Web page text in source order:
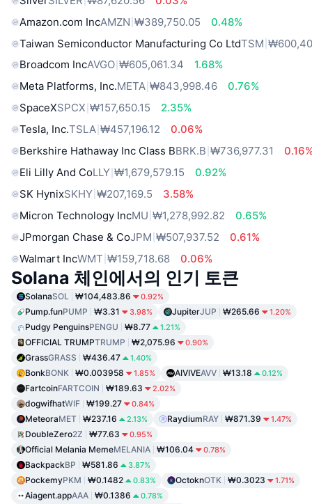
Amazon.com IncAMZN ₩389,750.05
0.48%
Taiwan Semiconductor Manufacturing Co LtdTSM
Broadcom IncAVGO ₩605,061.34
1.68%
Meta Platforms, Inc.META ₩843,998.46
0.76%
SpaceXSPCX ₩157,650.15
2.35%
Tesla, Inc.TSLA ₩457,196.12
0.06%
Berkshire Hathaway Inc Class BBRK.B ₩736,977.31
Eli Lilly And CoLLY ₩1,679,579.15
0.92%
SK HynixSKHY ₩207,169.5
3.58%
Micron Technology IncMU ₩1,278,992.82
0.65%
JPmorgan Chase & CoJPM ₩507,937.52
0.61%
Walmart IncWMT ₩159,718.68 0.06%
Solana 체인에서의 인기 토큰
SolanaSOL ₩104,483.86 0.92%
Pump.funPUMP ₩3.31 3.98% JupiterJUP ₩265.66 1.20%
Pudgy PenguinsPENGU ₩8.77 1.21%
OFFICIAL TRUMPTRUMP ₩2,075.96 0.90%
GrassGRASS ₩436.47 1.40%
BonkBONK ₩0.003958 1.85% AIVIVEAVV ₩13.18 0.12%
FartcoinFARTCOIN ₩189.63 2.02%
dogwifhatWIF ₩199.27 0.84%
MeteoraMET ₩237.16 2.13% RaydiumRAY ₩871.39 1.47%
DoubleZero2Z ₩77.63 0.95%
Official Melania MemeMELANIA ₩106.04 0.78%
BackpackBP ₩581.86 3.87%
PockemyPKM ₩0.1482 0.83% OctoknOTK ₩0.3023 1.71%
Aiagent.appAAA ₩0.1386 0.78%